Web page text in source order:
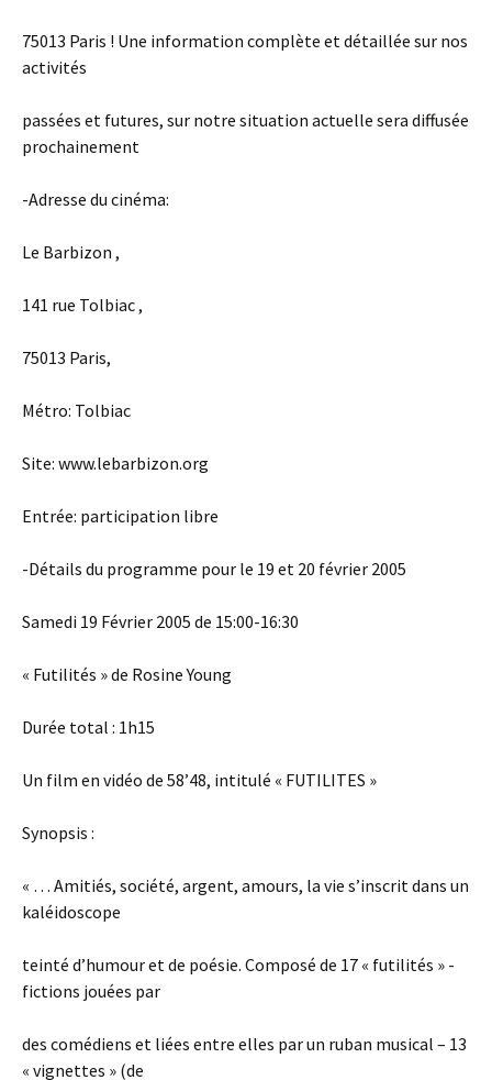
75013 Paris ! Une information complète et détaillée sur nos
activités
passées et futures, sur notre situation actuelle sera diffusée
prochainement
-Adresse du cinéma:
Le Barbizon ,
141 rue Tolbiac ,
75013 Paris,
Métro: Tolbiac
Site: www.lebarbizon.org
Entrée: participation libre
-Détails du programme pour le 19 et 20 février 2005
Samedi 19 Février 2005 de 15:00-16:30
« Futilités » de Rosine Young
Durée total : 1h15
Un film en vidéo de 58’48, intitulé « FUTILITES »
Synopsis :
« … Amitiés, société, argent, amours, la vie s’inscrit dans un
kaléidoscope
teinté d’humour et de poésie. Composé de 17 « futilités » -
fictions jouées par
des comédiens et liées entre elles par un ruban musical – 13
« vignettes » (de